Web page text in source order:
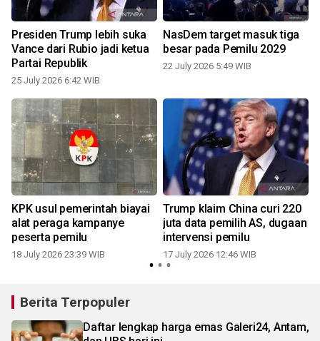
Presiden Trump lebih suka
Vance dari Rubio jadi ketua
Partai Republik
25 July 2026 6:42 WIB
NasDem target masuk tiga
besar pada Pemilu 2029
22 July 2026 5:49 WIB
KPK usul pemerintah biayai
alat peraga kampanye
peserta pemilu
18 July 2026 23:39 WIB
Trump klaim China curi 220
juta data pemilih AS, dugaan
intervensi pemilu
17 July 2026 12:46 WIB
Berita Terpopuler
Daftar lengkap harga emas Galeri24, Antam,